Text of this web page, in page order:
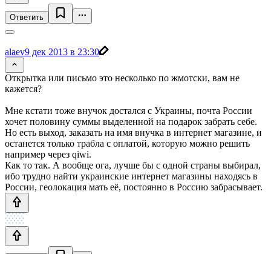
Ответить
alaev9 дек 2013 в 23:30
Открытка или письмо это несколько по жмотски, вам не
кажется?
Мне кстати тоже внучок достался с Украины, почта России
хочет половину суммы выделенной на подарок забрать себе.
Но есть выход, заказать на имя внучка в интернет магазине, и
останется только трабла с оплатой, которую можно решить
например через qiwi.
Как то так. А вообще ога, лучше бы с одной страны выбирал,
ибо трудно найти украинские интернет магазины находясь в
России, геолокация мать её, постоянно в Россию забрасывает.